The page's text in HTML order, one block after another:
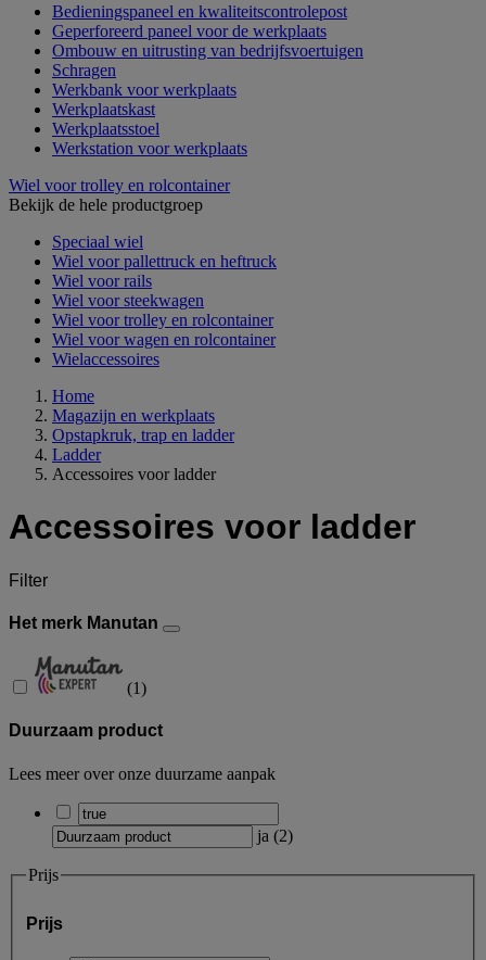
Bedieningspaneel en kwaliteitscontrolepost
Geperforeerd paneel voor de werkplaats
Ombouw en uitrusting van bedrijfsvoertuigen
Schragen
Werkbank voor werkplaats
Werkplaatskast
Werkplaatsstoel
Werkstation voor werkplaats
Wiel voor trolley en rolcontainer
Bekijk de hele productgroep
Speciaal wiel
Wiel voor pallettruck en heftruck
Wiel voor rails
Wiel voor steekwagen
Wiel voor trolley en rolcontainer
Wiel voor wagen en rolcontainer
Wielaccessoires
Home
Magazijn en werkplaats
Opstapkruk, trap en ladder
Ladder
Accessoires voor ladder
Accessoires voor ladder
Filter
Het merk Manutan
(1)
Duurzaam product
Lees meer over onze duurzame aanpak
ja (2)
Prijs
Prijs